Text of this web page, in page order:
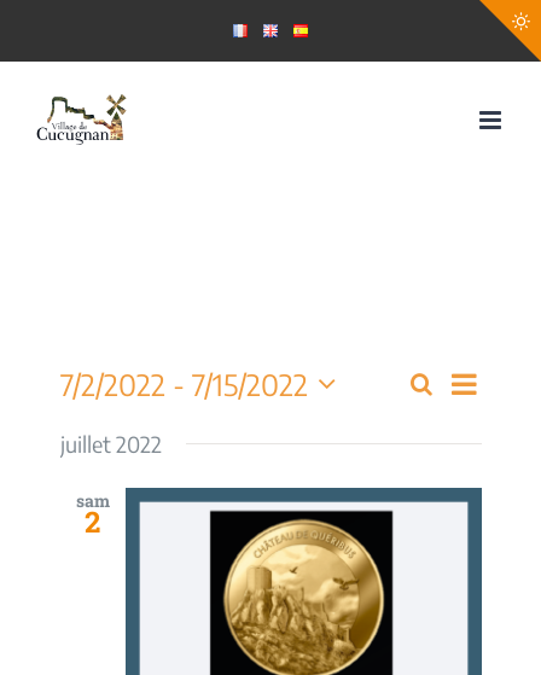
au
contenu
et
Recherche
vues
Liste
7/2/2022 - 7/15/2022
une
juillet 2022
sam
2